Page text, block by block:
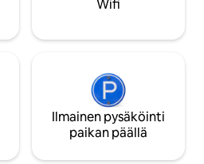
ulkokylpykeidas
Wifi
Ilmainen pysäköinti
paikan päällä